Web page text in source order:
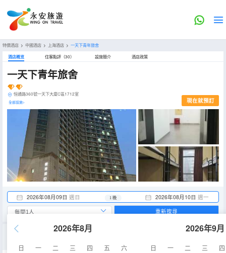
特價酒店 > 中國酒店 > 上海酒店 > 一天下青年旅舍
酒店概览 住客點評（30） 設施簡介 酒店政策
一天下青年旅舍
恒通路360號一天下大廈C區1712室
全部設施> 現在就預訂
2026年08月09日 週日 2026年08月10日 週一
1 晚
2026年8月
日 一 二 三 四 五
六
2026年9月
日 一 二 三
四
重新搜尋